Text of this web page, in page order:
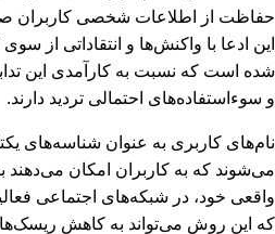
حفاظت از اطلاعات شخصی کاربران
این ادعا با واکنش‌ها و انتقاداتی از
شده است که نسبت به کارآمدی این
و سوءاستفاده‌های احتمالی تردید دارند.
نام‌های کاربری به عنوان شناسه‌های
می‌شوند که به کاربران امکان
واقعی خود، در شبکه‌های اجتماعی
که این روش می‌تواند به کاهش